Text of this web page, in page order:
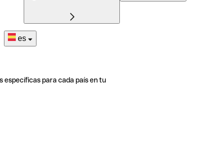
es
específicas para cada país en tu